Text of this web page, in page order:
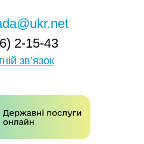
2-15-43
зв’язок